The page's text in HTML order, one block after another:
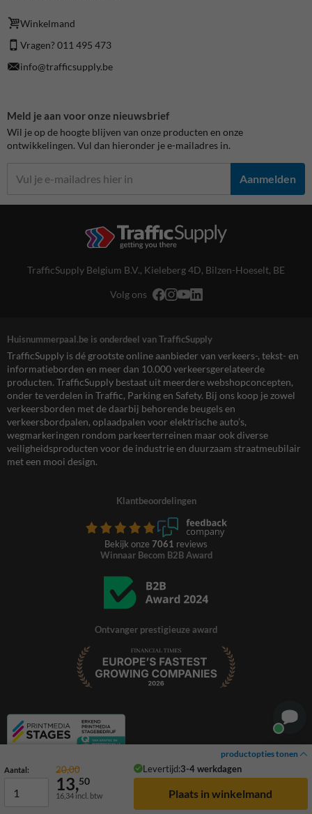
productopties tonen
Aantal: 20,00 Levertijd:3-4 werkdagen
13,50
16,34 incl. btw
Winkelmand
Vragen? 011 495 473
info@trafficsupply.be
Meld je aan voor onze nieuwsbrief
Wil je op de hoogte blijven van onze producten en onze
ontwikkelingen. Vul dan hieronder je e-mailadres in.
Aanmelden
TrafficSupply Belgium B.V., Kieleberg 4D, Bilzen-Hoeselt, BE
Volg ons
Huisnummerpaal.be is onderdeel van TrafficSupply
TrafficSupply is dé grootste online aanbieder van verkeers-, tekst- en
informatieborden en meer dan 10.000 verkeersgerelateerde
producten. TrafficSupply bestaat uit meerdere webshopconcepten,
onder te verdelen in Traffic, Parking en Safety. Bij ons koop je zowel
verkeersborden met de daarbij behorende beugels en
verkeersbordpalen, oplaadpalen voor elektrische auto’s,
wegmarkeringen rondom parkeerterreinen maar ook diverse
veiligheidsproducten voor de industrie en duurzaam straatmeubilair
met een mooi design.
Klantbeoordelingen
Bekijk onze 7061 reviews
Winnaar Becom B2B Award
Ontvanger prestigieuze award
© 2026 TrafficSupply. Alle rechten voorbehouden.